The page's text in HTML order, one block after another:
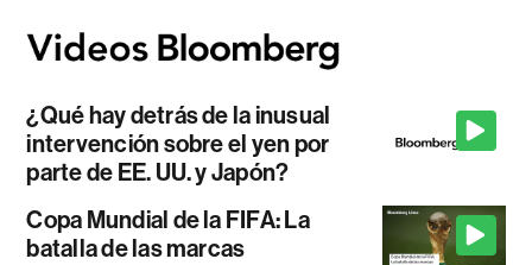
¿Qué hay detrás de la inusual
intervención sobre el yen por
parte de EE. UU. y Japón?
Copa Mundial de la FIFA: La
batalla de las marcas